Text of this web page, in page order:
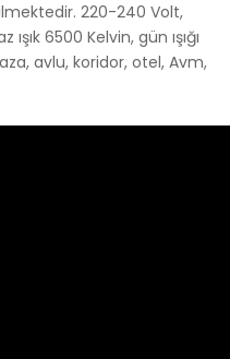
220-240 Volt,
6500 Kelvin, gün ışığı
avlu, koridor, otel, Avm,